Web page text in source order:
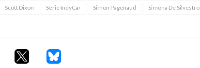
Scott Dixon Série IndyCar Simon Pagenaud Simona De Silvestro